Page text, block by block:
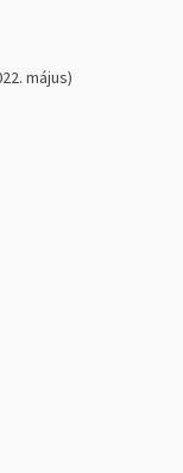
május)